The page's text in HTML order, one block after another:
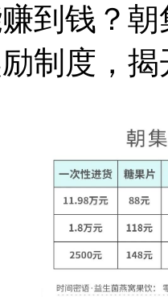
钱？朝
制度，